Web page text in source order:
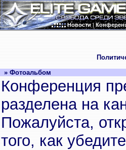
Новости|
» Фотоальбом
Конференция
разделена на
Пожалуйста,
того, как